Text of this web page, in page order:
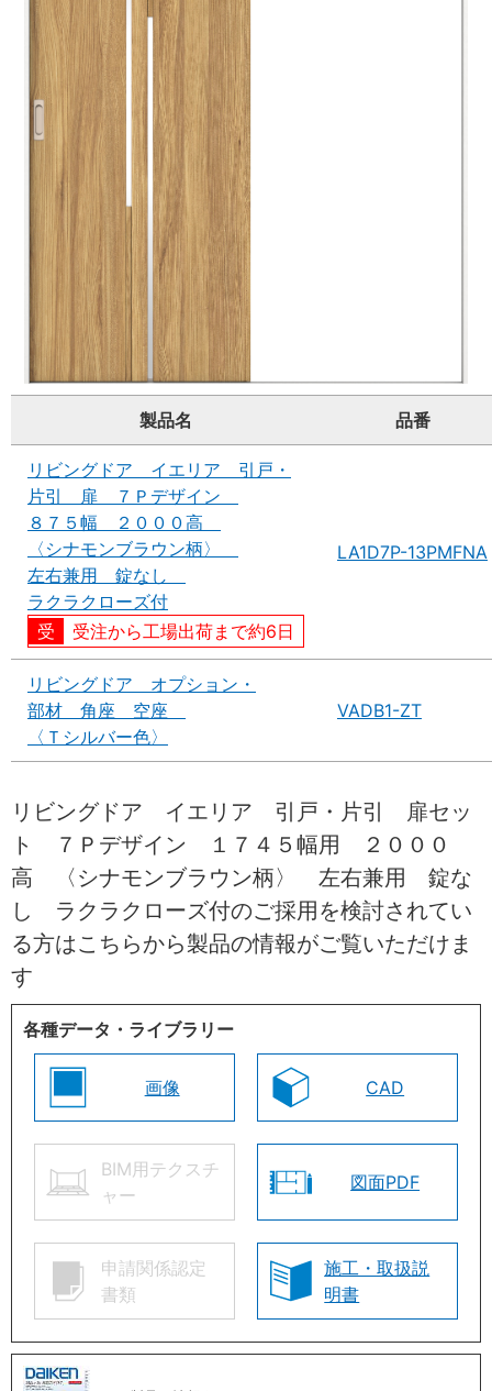
製品名 品番
リビングドア イエリア 引戸・
片引 扉 ７Ｐデザイン
８７５幅 ２０００高
〈シナモンブラウン柄〉
左右兼用 錠なし
ラクラクローズ付
受注から工場出荷まで約6日
LA1D7P-13PMFNA
リビングドア オプション・
部材 角座 空座
〈Ｔシルバー色〉
VADB1-ZT
リビングドア イエリア 引戸・片引 扉セッ
ト ７Ｐデザイン １７４５幅用 ２０００
高 〈シナモンブラウン柄〉 左右兼用 錠な
し ラクラクローズ付のご採用を検討されてい
る方はこちらから製品の情報がご覧いただけま
す
各種データ・ライブラリー
画像 CAD
BIM用テクスチ
ャー
図面PDF
申請関係認定
書類
施工・取扱説
明書